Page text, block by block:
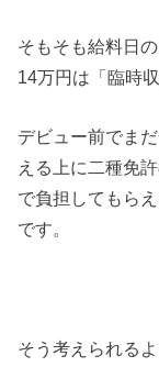
そもそも給料日
14万円は「臨時
デビュー前でま
える上に二種免
で負担してもら
です。
そう考えられる